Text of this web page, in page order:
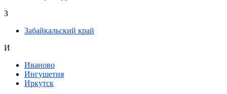
З
Забайкальский край
И
Иваново
Ингушетия
Иркутск